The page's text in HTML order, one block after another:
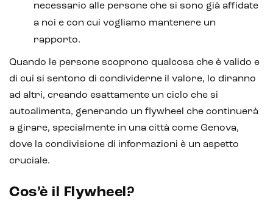
necessario alle persone che si sono già affidate
a noi e con cui vogliamo mantenere un
rapporto.
Quando le persone scoprono qualcosa che è valido e
di cui si sentono di condividerne il valore, lo diranno
ad altri, creando esattamente un ciclo che si
autoalimenta, generando un flywheel che continuerà
a girare, specialmente in una città come Genova,
dove la condivisione di informazioni è un aspetto
cruciale.
Cos’è il Flywheel?